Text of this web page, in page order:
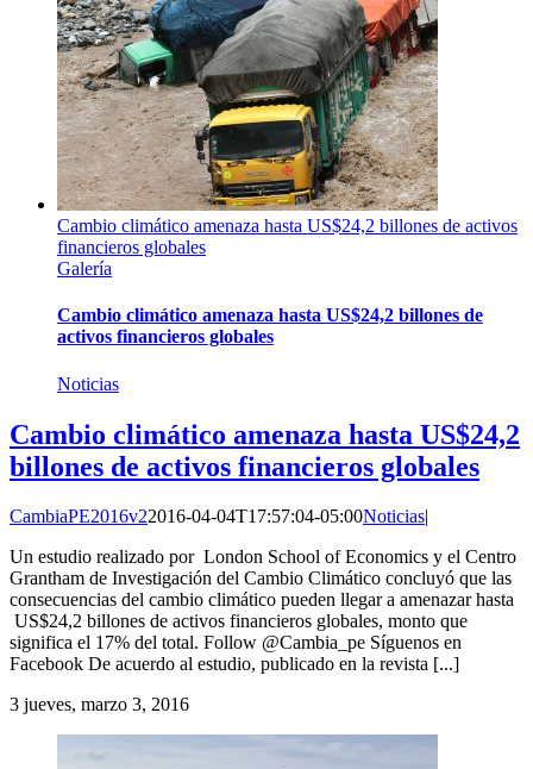
Cambio climático amenaza hasta US$24,2 billones de activos
financieros globales
Galería
Cambio climático amenaza hasta US$24,2 billones de
activos financieros globales
Noticias
Cambio climático amenaza hasta US$24,2
billones de activos financieros globales
CambiaPE2016v22016-04-04T17:57:04-05:00Noticias|
Un estudio realizado por London School of Economics y el Centro
Grantham de Investigación del Cambio Climático concluyó que las
consecuencias del cambio climático pueden llegar a amenazar hasta
US$24,2 billones de activos financieros globales, monto que
significa el 17% del total. Follow @Cambia_pe Síguenos en
Facebook De acuerdo al estudio, publicado en la revista [...]
3 jueves, marzo 3, 2016